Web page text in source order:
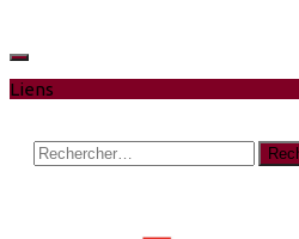
Liens
Rechercher :